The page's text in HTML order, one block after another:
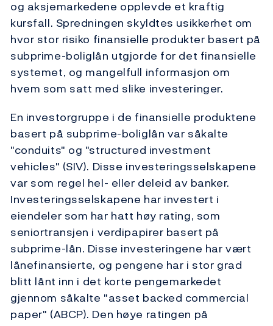
og aksjemarkedene opplevde et kraftig
kursfall. Spredningen skyldtes usikkerhet om
hvor stor risiko finansielle produkter basert på
subprime-boliglån utgjorde for det finansielle
systemet, og mangelfull informasjon om
hvem som satt med slike investeringer.
En investorgruppe i de finansielle produktene
basert på subprime-boliglån var såkalte
"conduits" og "structured investment
vehicles" (SIV). Disse investeringsselskapene
var som regel hel- eller deleid av banker.
Investeringsselskapene har investert i
eiendeler som har hatt høy rating, som
seniortransjen i verdipapirer basert på
subprime-lån. Disse investeringene har vært
lånefinansierte, og pengene har i stor grad
blitt lånt inn i det korte pengemarkedet
gjennom såkalte "asset backed commercial
paper" (ABCP). Den høye ratingen på